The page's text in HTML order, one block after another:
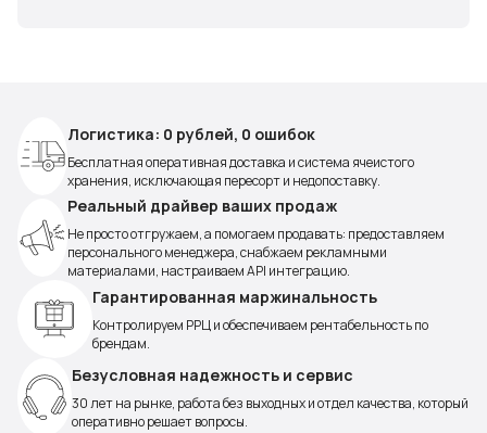
Логистика: 0 рублей, 0 ошибок
Бесплатная оперативная доставка и система ячеистого
хранения, исключающая пересорт и недопоставку.
Реальный драйвер ваших продаж
Не просто отгружаем, а помогаем продавать: предоставляем
персонального менеджера, снабжаем рекламными
материалами, настраиваем API интеграцию.
Гарантированная маржинальность
Контролируем РРЦ и обеспечиваем рентабельность по
брендам.
Безусловная надежность и сервис
30 лет на рынке, работа без выходных и отдел качества, который
оперативно решает вопросы.